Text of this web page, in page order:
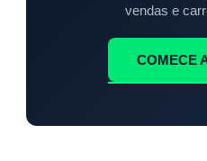
vendas e
COMECE